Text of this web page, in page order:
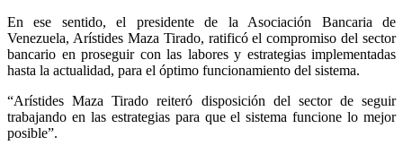
En ese sentido, el presidente de la Asociación Bancaria de
Venezuela, Arístides Maza Tirado, ratificó el compromiso del sector
bancario en proseguir con las labores y estrategias implementadas
hasta la actualidad, para el óptimo funcionamiento del sistema.
“Arístides Maza Tirado reiteró disposición del sector de seguir
trabajando en las estrategias para que el sistema funcione lo mejor
posible”.